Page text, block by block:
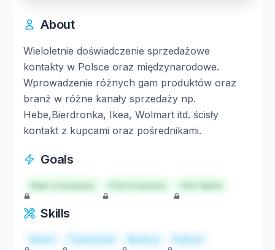
About
Wieloletnie doświadczenie sprzedażowe
kontakty w Polsce oraz międzynarodowe.
Wprowadzenie różnych gam produktów oraz
branż w różne kanały sprzedaży np.
Hebe,Bierdronka, Ikea, Wolmart itd. ścisły
kontakt z kupcami oraz pośrednikami.
Goals
Start a business Hire talent
Skills
React TypeScript Node.js Python